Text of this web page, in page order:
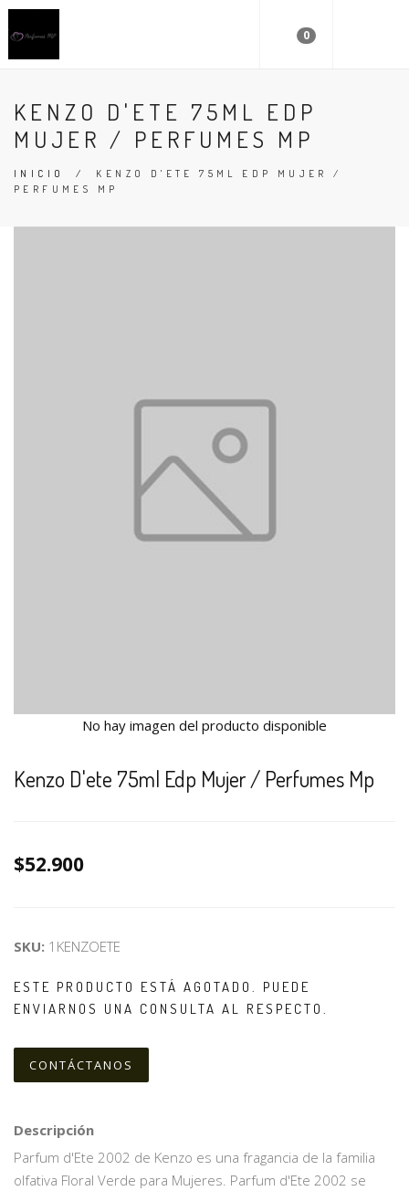
0
KENZO D'ETE 75ML EDP
MUJER / PERFUMES MP
INICIO / KENZO D'ETE 75ML EDP MUJER /
PERFUMES MP
No hay imagen del producto disponible
Kenzo D'ete 75ml Edp Mujer / Perfumes Mp
$52.900
SKU: 1KENZOETE
ESTE PRODUCTO ESTÁ AGOTADO. PUEDE
ENVIARNOS UNA CONSULTA AL RESPECTO.
CONTÁCTANOS
Descripción
Parfum d'Ete 2002 de Kenzo es una fragancia de la familia
olfativa Floral Verde para Mujeres. Parfum d'Ete 2002 se